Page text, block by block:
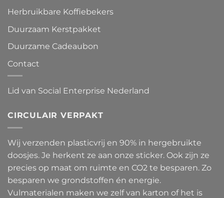
Herbruikbare Koffiebekers
Duurzaam Kerstpakket
Duurzame Cadeaubon
Contact
Lid van Social Enterprise Nederland
CIRCULAIR VERPAKT
Wij verzenden plasticvrij en 90% in hergebruikte
doosjes. Je herkent ze aan onze sticker. Ook zijn ze
precies op maat om ruimte en CO2 te besparen. Zo
besparen we grondstoffen én energie.
Vulmaterialen maken we zelf van karton of het is